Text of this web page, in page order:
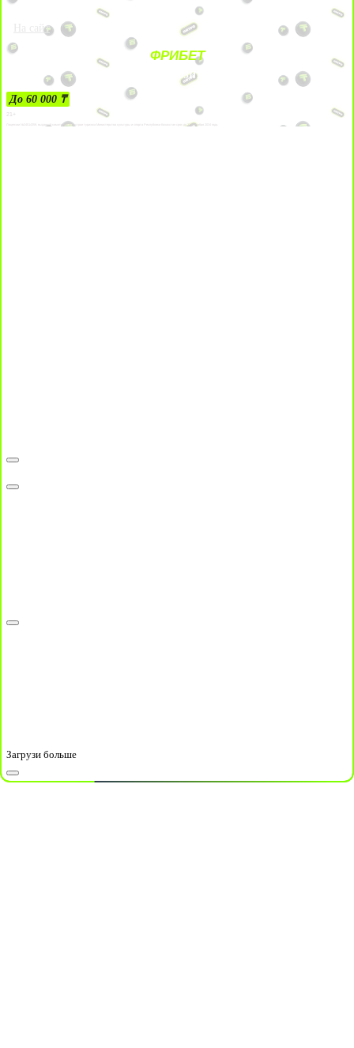
На сайт
ФРИБЕТ
ЗА ДЕПОЗИТЫ
До 60 000 ₸
21+
Лицензии №24514359, выданной комитетом индустрии туризма Министерства культуры и спорта Республики Казахстан срок до 27 сентября 2034 года.
Загрузи больше